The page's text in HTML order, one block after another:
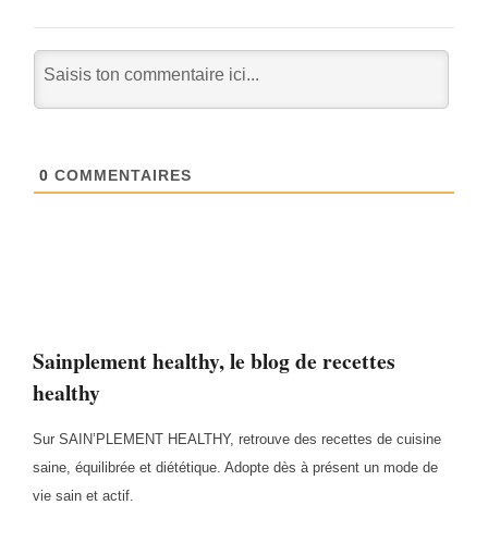
Sainplement healthy, le blog de recettes
healthy
Sur SAIN’PLEMENT HEALTHY, retrouve des recettes de cuisine
saine, équilibrée et diététique. Adopte dès à présent un mode de
vie sain et actif.
0 COMMENTAIRES